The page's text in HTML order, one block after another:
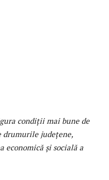
condiții mai bune de
drumurile județene,
economică și socială a